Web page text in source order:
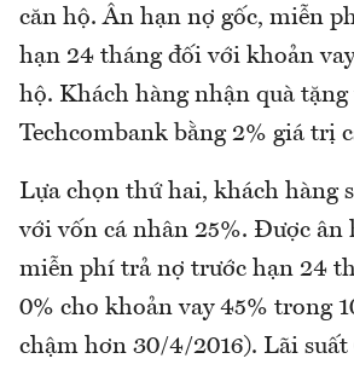
căn hộ. Ân hạn nợ gốc, miễn
hạn 24 tháng đối với khoản
hộ. Khách hàng nhận quà
Techcombank bằng 2% giá trị
Lựa chọn thứ hai, khách hàng
với vốn cá nhân 25%. Được ân
miễn phí trả nợ trước hạn 24
0% cho khoản vay 45% trong
chậm hơn 30/4/2016). Lãi